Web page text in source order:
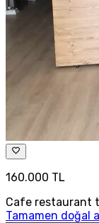
160.000 TL
Cafe restaurant
Tamamen doğal